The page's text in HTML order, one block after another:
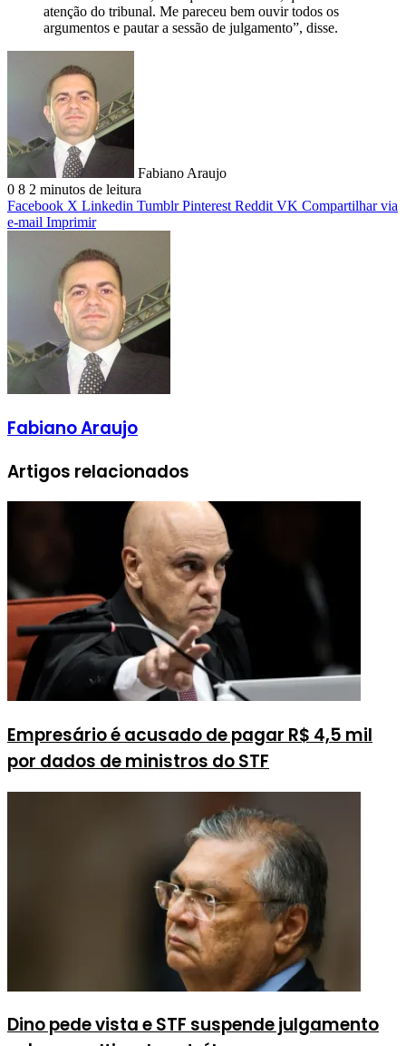
atenção do tribunal. Me pareceu bem ouvir todos os
argumentos e pautar a sessão de julgamento”, disse.
Fabiano Araujo
0 8 2 minutos de leitura
Facebook X Linkedin Tumblr Pinterest Reddit VK Compartilhar via
e-mail Imprimir
Fabiano Araujo
Artigos relacionados
Empresário é acusado de pagar R$ 4,5 mil
por dados de ministros do STF
Dino pede vista e STF suspende julgamento